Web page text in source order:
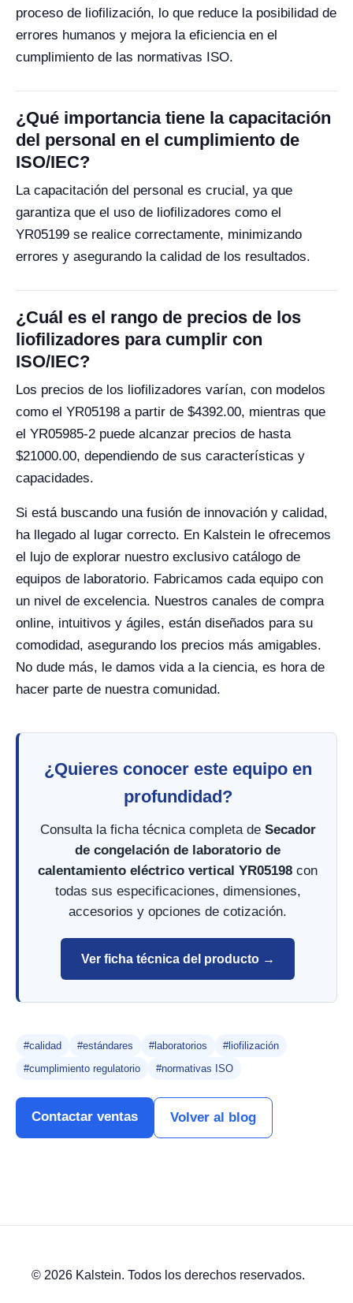
proceso de liofilización, lo que reduce la posibilidad de
errores humanos y mejora la eficiencia en el
cumplimiento de las normativas ISO.
¿Qué importancia tiene la capacitación
del personal en el cumplimiento de
ISO/IEC?
La capacitación del personal es crucial, ya que
garantiza que el uso de liofilizadores como el
YR05199 se realice correctamente, minimizando
errores y asegurando la calidad de los resultados.
¿Cuál es el rango de precios de los
liofilizadores para cumplir con
ISO/IEC?
Los precios de los liofilizadores varían, con modelos
como el YR05198 a partir de $4392.00, mientras que
el YR05985-2 puede alcanzar precios de hasta
$21000.00, dependiendo de sus características y
capacidades.
Si está buscando una fusión de innovación y calidad,
ha llegado al lugar correcto. En Kalstein le ofrecemos
el lujo de explorar nuestro exclusivo catálogo de
equipos de laboratorio. Fabricamos cada equipo con
un nivel de excelencia. Nuestros canales de compra
online, intuitivos y ágiles, están diseñados para su
comodidad, asegurando los precios más amigables.
No dude más, le damos vida a la ciencia, es hora de
hacer parte de nuestra comunidad.
¿Quieres conocer este equipo en
profundidad?
Consulta la ficha técnica completa de Secador
de congelación de laboratorio de
calentamiento eléctrico vertical YR05198 con
todas sus especificaciones, dimensiones,
accesorios y opciones de cotización.
Ver ficha técnica del producto →
#calidad #estándares #laboratorios
#liofilización
#cumplimiento regulatorio
#normativas ISO
Contactar ventas Volver al blog
© 2026 Kalstein. Todos los derechos reservados.